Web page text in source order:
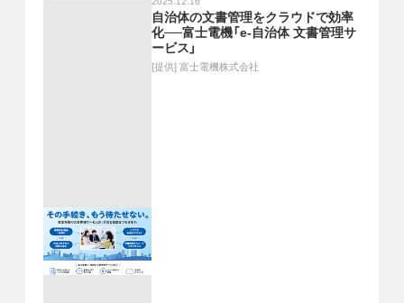
自治体の文書管理をクラウドで効率
化──富士電機「e-自治体 文書管理サ
ービス」
[提供] 富士電機株式会社